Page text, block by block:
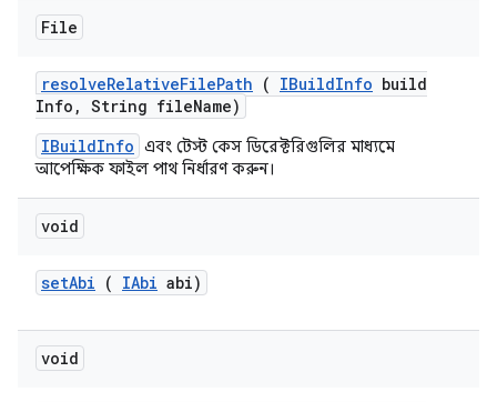
File
resolveRelativeFilePath ( IBuildInfo build
Info , String fileName)
IBuildInfo এবং টেস্ট কেস ডিরেক্টরিগুলির মাধ্যমে
আপেক্ষিক ফাইল পাথ নির্ধারণ করুন।
void
setAbi ( IAbi abi)
void